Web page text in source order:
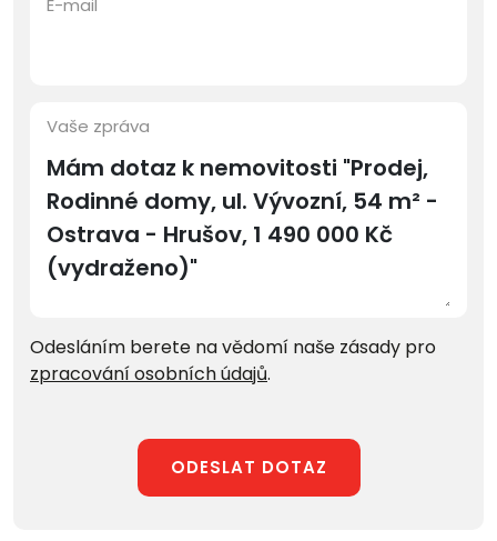
E-mail
Vaše zpráva
Odesláním berete na vědomí naše zásady pro
zpracování osobních údajů.
ODESLAT DOTAZ